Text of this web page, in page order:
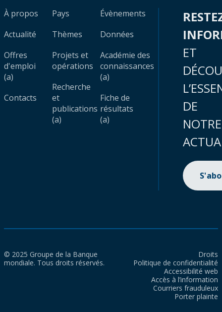
À propos
Actualité
Offres
d'emploi
(a)
Contacts
Pays
Thèmes
Projets et
opérations
Recherche
et
publications
(a)
Évènements
Données
Académie des
connaissances
(a)
Fiche de
résultats
(a)
ET
DE
NOTRE
© 2025 Groupe de la Banque
mondiale. Tous droits réservés.
Droits
Politique de confidentialité
Accessibilité web
Accès à l’information
Courriers frauduleux
Porter plainte